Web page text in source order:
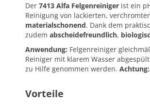
Der 7413 Alfa Felgenreiniger ist ein
Reinigung von lackierten,
materialschonend. Dank dem
zudem abscheidefreundlich,
Anwendung: Felgenreiniger
Reiniger mit klarem Wasser
zu Hilfe genommen werden. Achtung:
Vorteile